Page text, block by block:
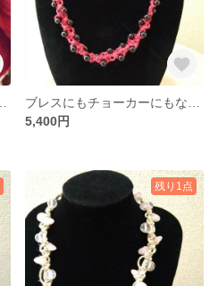
5,400円
残り1点